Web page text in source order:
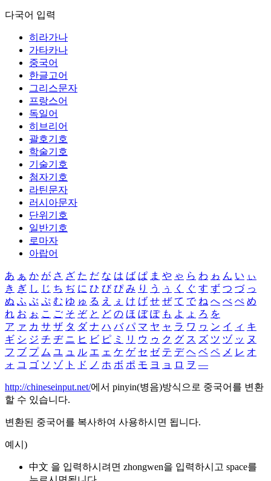
다국어 입력
히라가나
가타카나
중국어
한글고어
그리스문자
프랑스어
독일어
히브리어
괄호기호
학술기호
기술기호
첨자기호
라틴문자
러시아문자
단위기호
일반기호
로마자
아랍어
あ ぁ か が さ ざ た だ な は ば ぱ ま や ゃ ら わ ゎ ん い ぃ
き ぎ し じ ち ぢ に ひ び ぴ み り う ぅ く ぐ す ず つ づ っ
ぬ ふ ぶ ぷ む ゆ ゅ る え ぇ け げ せ ぜ て で ね へ べ ぺ め
れ お ぉ こ ご そ ぞ と ど の ほ ぼ ぽ も よ ょ ろ を
ア ァ カ サ ザ タ ダ ナ ハ バ パ マ ヤ ャ ラ ワ ヮ ン イ ィ キ
ギ シ ジ チ ヂ ニ ヒ ビ ピ ミ リ ウ ゥ ク グ ス ズ ツ ヅ ッ ヌ
フ ブ プ ム ユ ュ ル エ ェ ケ ゲ セ ゼ テ デ ヘ ベ ペ メ レ オ
ォ コ ゴ ソ ゾ ト ド ノ ホ ボ ポ モ ヨ ョ ロ ヲ ―
http://chineseinput.net/에서 pinyin(병음)방식으로 중국어를 변환
할 수 있습니다.
변환된 중국어를 복사하여 사용하시면 됩니다.
예시)
中文 을 입력하시려면 zhongwen을 입력하시고 space를